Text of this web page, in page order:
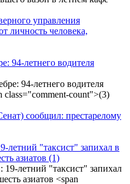
управления
личность человека,
94-летнего водителя
сообщил: престарелому
летний "таксист" запихал в
азиатов (1)